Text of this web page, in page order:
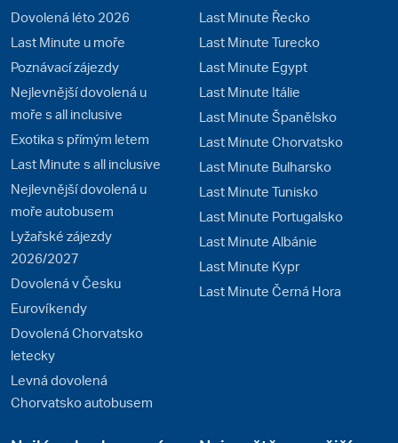
Dovolená léto 2026
Last Minute u moře
Poznávací zájezdy
Nejlevnější dovolená u
moře s all inclusive
Exotika s přímým letem
Last Minute s all inclusive
Nejlevnější dovolená u
moře autobusem
Lyžařské zájezdy
2026/2027
Dovolená v Česku
Eurovíkendy
Dovolená Chorvatsko
letecky
Levná dovolená
Chorvatsko autobusem
Last Minute Řecko
Last Minute Turecko
Last Minute Egypt
Last Minute Itálie
Last Minute Španělsko
Last Minute Chorvatsko
Last Minute Bulharsko
Last Minute Tunisko
Last Minute Portugalsko
Last Minute Albánie
Last Minute Kypr
Last Minute Černá Hora